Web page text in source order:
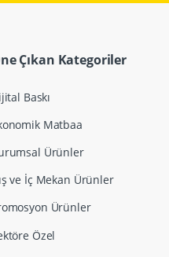
Çıkan Kategoriler
Baskı
Matbaa
Ürünler
ve İç Mekan Ürünler
Ürünler
Özel